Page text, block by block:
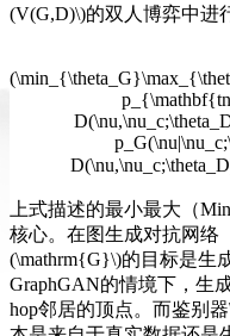
(V(G,D)\)的双人博弈中进
上式描述的最小最大（
核心。在图生成对抗网络
(\mathrm{G}\)的目标是生
GraphGAN的情境下，生
hop邻居的顶点。而鉴别